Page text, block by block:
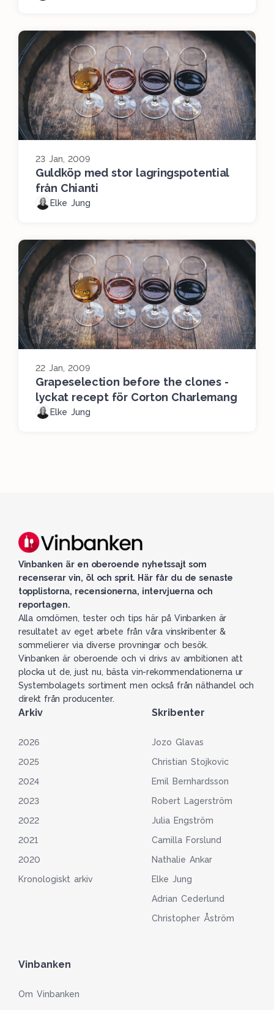
23 Jan, 2009
Guldköp med stor lagringspotential
från Chianti
Elke Jung
22 Jan, 2009
Grapeselection before the clones -
lyckat recept för Corton Charlemang
Elke Jung
Vinbanken är en oberoende nyhetssajt som
recenserar vin, öl och sprit. Här får du de senaste
topplistorna, recensionerna, intervjuerna och
reportagen.
Alla omdömen, tester och tips här på Vinbanken är
resultatet av eget arbete från våra vinskribenter &
sommelierer via diverse provningar och besök.
Vinbanken är oberoende och vi drivs av ambitionen att
plocka ut de, just nu, bästa vin-rekommendationerna ur
Systembolagets sortiment men också från näthandel och
direkt från producenter.
Arkiv
2026
2025
2024
2023
2022
2021
2020
Kronologiskt arkiv
Skribenter
Jozo Glavas
Christian Stojkovic
Emil Bernhardsson
Robert Lagerström
Julia Engström
Camilla Forslund
Nathalie Ankar
Elke Jung
Adrian Cederlund
Christopher Åström
Vinbanken
Om Vinbanken